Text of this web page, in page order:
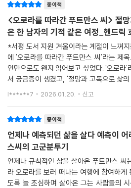
종이책
<오로라를 따라간 푸트만스 씨> 절
은 한 남자의 기적 같은 여정_헨드
*서평 도서 지원 겨울이라는 계절이 느껴
에 '오로라를 따라간 푸트만스 씨'라는 제
인만으로도 왠지 읽어보고 싶었다. '오로라'
서 궁금증이 생겼고, '절망과 고독으로 삶
남자의 기적 같은 여정'이라는 문구에서도
l******7 2026.01.20. 신고
종이책
언제나 예측되던 삶을 살다 예측이
스씨의 고군분투기
언제나 규칙적인 삶을 살아온 푸트만스 씨
라 오로라를 보러 떠나는 여행에 참여하게
도록 늘 조심하며 살아온 그는 사람들의